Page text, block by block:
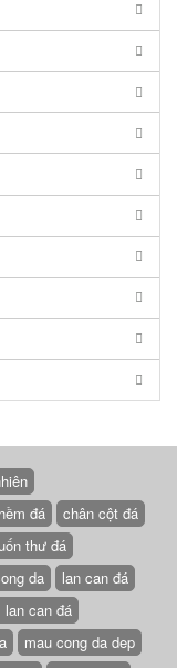
đá
chân cột đá
thư đá
da
lan can đá
lan can đá
mau cong da dep